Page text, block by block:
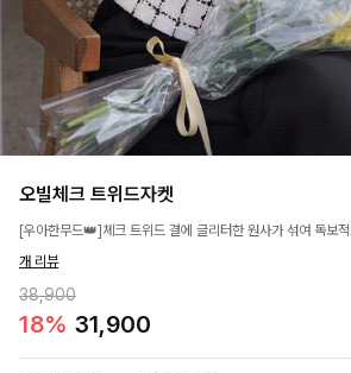
오빌체크 트위드자켓
[우아한무드👑]체크 트위드 결에 글리터한 원사가 섞여 독보
개 리뷰
38,900
18% 31,900